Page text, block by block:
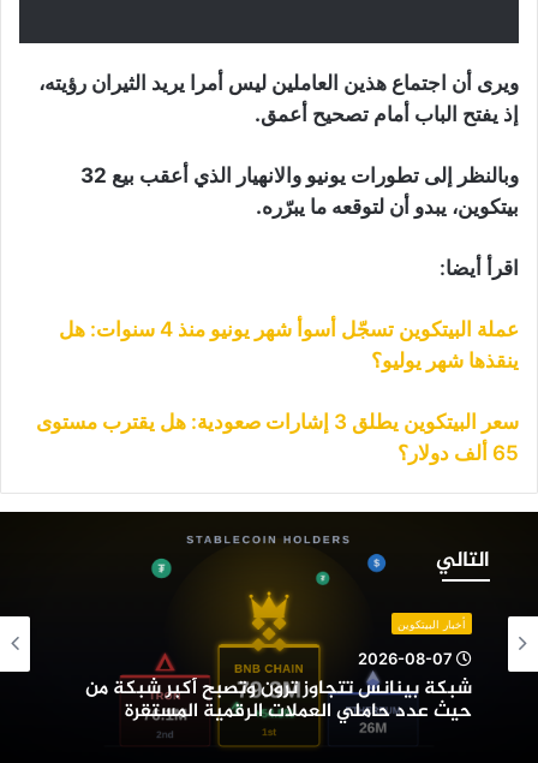
ويرى أن اجتماع هذين العاملين ليس أمرا يريد الثيران رؤيته،
إذ يفتح الباب أمام تصحيح أعمق.
وبالنظر إلى تطورات يونيو والانهيار الذي أعقب بيع 32
بيتكوين، يبدو أن لتوقعه ما يبرّره.
اقرأ أيضا:
عملة البيتكوين تسجّل أسوأ شهر يونيو منذ 4 سنوات: هل
ينقذها شهر يوليو؟
سعر البيتكوين يطلق 3 إشارات صعودية: هل يقترب مستوى
65 ألف دولار؟
التالي
وتصبح
أكبر
شبكة
أخبار البيتكوين
2026-08-07
شبكة بينانس تتجاوز ترون وتصبح أكبر شبكة من
حيث عدد حاملي العملات الرقمية المستقرة